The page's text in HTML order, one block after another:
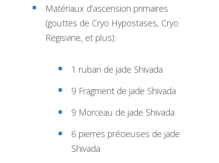
Matériaux d’ascension primaires
(gouttes de Cryo Hypostases, Cryo
Regisvine, et plus):
1 ruban de jade Shivada
9 Fragment de jade Shivada
9 Morceau de jade Shivada
6 pierres précieuses de jade
Shivada